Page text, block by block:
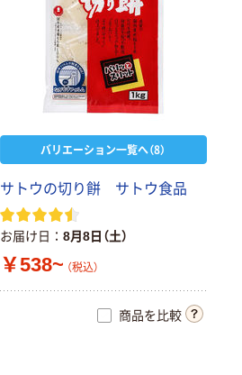
バリエーション一覧へ（8）
サトウの切り餅 サトウ食品
お届け日 8月8日（土）
￥538~ （税込）
商品を比較